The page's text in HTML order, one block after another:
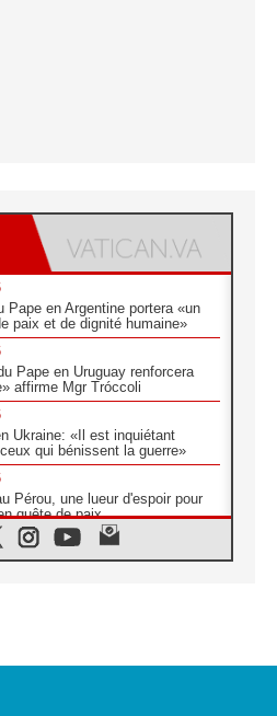
Pape en Argentine portera «un
paix et de dignité humaine»
Pape en Uruguay renforcera
affirme Mgr Tróccoli
Ukraine: «Il est inquiétant
qui bénissent la guerre»
Pérou, une lueur d'espoir pour
quête de paix
en Afrique vers